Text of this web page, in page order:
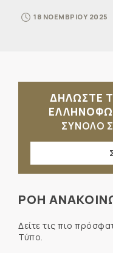
18 ΝΟΕΜΒΡΙΟΥ 2025
ΔΗΛΩΣΤΕ
ΣΥΝΟΛΟ
ΡΟΗ
Δείτε τις πιο
Τύπο.